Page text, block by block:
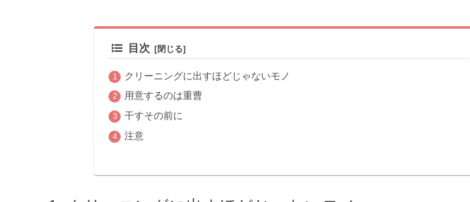
目次
クリーニングに出すほどじゃないモノ
用意するのは重曹
干すその前に
注意